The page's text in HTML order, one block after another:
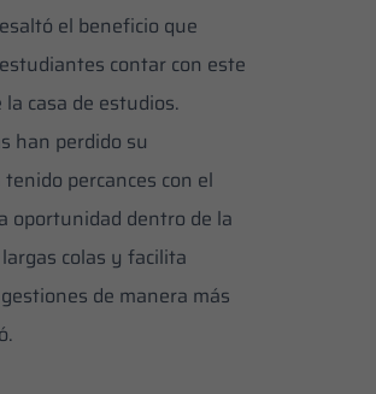
el beneficio que
contar con este
casa de estudios.
han perdido su
percances con el
oportunidad dentro de la
colas y facilita
de manera más